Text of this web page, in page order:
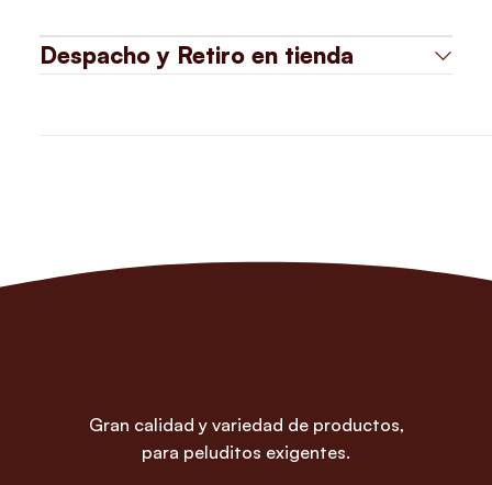
Despacho y Retiro en tienda
Gran calidad y variedad de productos,
para peluditos exigentes.